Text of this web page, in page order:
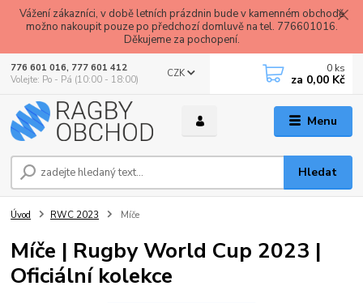
Vážení zákazníci, v době letních prázdnin bude v kamenném obchodě
možno nakoupit pouze po předchozí domluvě na tel. 776601016.
Děkujeme za pochopení.
Menu
CZK
Hledat
776 601 016, 777 601 412
Volejte: Po - Pá (10:00 - 18:00)
0 ks
za 0,00 Kč
Úvod RWC 2023 Míče
Míče | Rugby World Cup 2023 |
Oficiální kolekce